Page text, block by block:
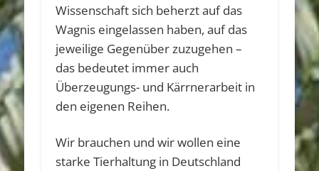
Wissenschaft sich beherzt auf das
Wagnis eingelassen haben, auf das
jeweilige Gegenüber zuzugehen –
das bedeutet immer auch
Überzeugungs- und Kärrnerarbeit in
den eigenen Reihen.
Wir brauchen und wir wollen eine
starke Tierhaltung in Deutschland